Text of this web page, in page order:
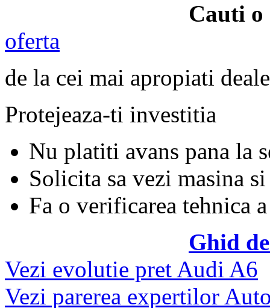
Cauti o
oferta
de la cei mai apropiati
Protejeaza-ti investitia
Nu platiti avans pana la
Solicita sa vezi masina si
Fa o verificarea tehnica
Ghid
Vezi evolutie pret Audi A6
Vezi parerea expertilor